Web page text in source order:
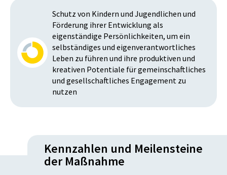
Schutz von Kindern und Jugendlichen und
Förderung ihrer Entwicklung als
eigenständige Persönlichkeiten, um ein
selbständiges und eigenverantwortliches
Leben zu führen und ihre produktiven und
kreativen Potentiale für gemeinschaftliches
und gesellschaftliches Engagement zu
nutzen
Kennzahlen und Meilensteine
der Maßnahme